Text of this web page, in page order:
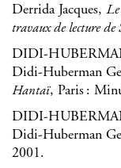
Derrida Jacques, Le
travaux de lecture
DIDI-
Didi-Huberman
Hantaï, Paris :
DIDI-
Didi-Huberman
2001.